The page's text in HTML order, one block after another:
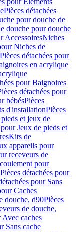
pour Eléments
Pièces détachées
pour douche de
douche pour douche
AccessoiresNiches
Niches de
Pièces détachées pour
en acrylique
pour Baignoires
détachées pour
bébésPièces
d'installationPièces
et jeux de
Jeux de pieds et
Kits de
appareils pour
receveurs de
pour
Pièces détachées pour
pour Sans
Caches
douche, d90Pièces
de douche,
Avec caches
Sans cache